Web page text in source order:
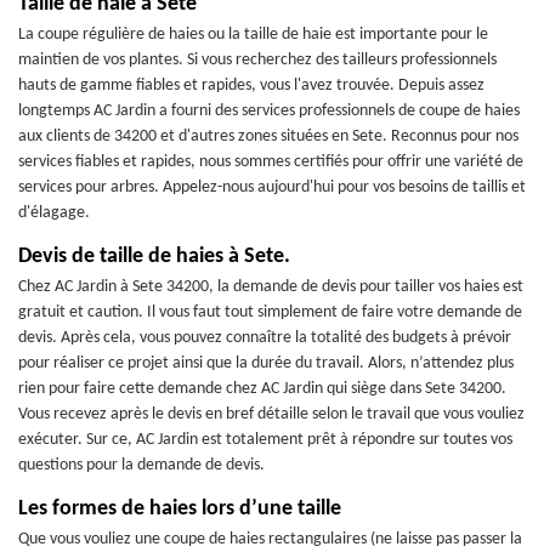
La coupe régulière de haies ou la taille de haie est importante pour le
maintien de vos plantes. Si vous recherchez des tailleurs professionnels
hauts de gamme fiables et rapides, vous l'avez trouvée. Depuis assez
longtemps AC Jardin a fourni des services professionnels de coupe de haies
aux clients de 34200 et d'autres zones situées en Sete. Reconnus pour nos
services fiables et rapides, nous sommes certifiés pour offrir une variété de
services pour arbres. Appelez-nous aujourd'hui pour vos besoins de taillis et
d'élagage.
Devis de taille de haies à Sete.
Chez AC Jardin à Sete 34200, la demande de devis pour tailler vos haies est
gratuit et caution. Il vous faut tout simplement de faire votre demande de
devis. Après cela, vous pouvez connaître la totalité des budgets à prévoir
pour réaliser ce projet ainsi que la durée du travail. Alors, n’attendez plus
rien pour faire cette demande chez AC Jardin qui siège dans Sete 34200.
Vous recevez après le devis en bref détaille selon le travail que vous vouliez
exécuter. Sur ce, AC Jardin est totalement prêt à répondre sur toutes vos
questions pour la demande de devis.
Les formes de haies lors d’une taille
Que vous vouliez une coupe de haies rectangulaires (ne laisse pas passer la